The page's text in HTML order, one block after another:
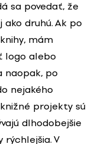
sa povedať, že
druhú. Ak po
mám
logo alebo
naopak, po
nejakého
projekty sú
dlhodobejšie
V